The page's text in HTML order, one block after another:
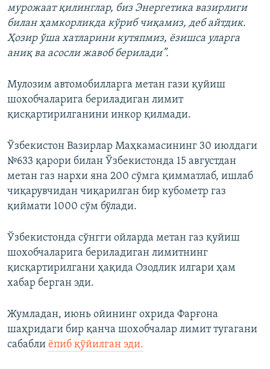
мурожаат қилинглар, биз Энергетика вазирлиги
билан ҳамкорликда кўриб чиқамиз, деб айтдик.
Ҳозир ўша хатларини кутяпмиз, ёзишса уларга
аниқ ва асосли жавоб берилади”.
Мулозим автомобилларга метан гази қуйиш
шохобчаларига бериладиган лимит
қисқартирилганини инкор қилмади.
Ўзбекистон Вазирлар Маҳкамасининг 30 июлдаги
№633 қарори билан Ўзбекистонда 15 августдан
метан газ нархи яна 200 сўмга қимматлаб, ишлаб
чиқарувчидан чиқарилган бир кубометр газ
қиймати 1000 сўм бўлади.
Ўзбекистонда сўнгги ойларда метан газ қуйиш
шохобчаларига бериладиган лимитнинг
қисқартирилгани ҳақида Озодлик илгари ҳам
хабар берган эди.
Жумладан, июнь ойининг охрида Фарғона
шаҳридаги бир қанча шохобчалар лимит тугагани
сабабли ёпиб қўйилган эди.